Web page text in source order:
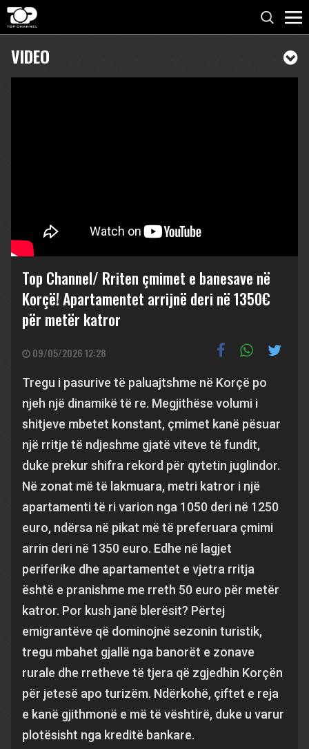
VIDEO
Top Channel/ Rriten çmimet e banesave në
Korçë! Apartamentet arrijnë deri në 1350€
për metër katror
09/05/2026 12:28
Tregu i pasurive të paluajtshme në Korçë po
njeh një dinamikë të re. Megjithëse volumi i
shitjeve mbetet konstant, çmimet kanë pësuar
një rritje të ndjeshme gjatë viteve të fundit,
duke prekur shifra rekord për qytetin juglindor.
Në zonat më të lakmuara, metri katror i një
apartamenti të ri varion nga 1050 deri në 1250
euro, ndërsa në pikat më të preferuara çmimi
arrin deri në 1350 euro. Edhe në lagjet
periferike dhe apartamentet e vjetra rritja
është e pranishme me rreth 50 euro për metër
katror. Por kush janë blerësit? Përtej
emigrantëve që dominojnë sezonin turistik,
tregu mbahet gjallë nga banorët e zonave
rurale dhe rretheve të tjera që zgjedhin Korçën
për jetesë apo turizëm. Ndërkohë, çiftet e reja
e kanë gjithmonë e më të vështirë, duke u varur
plotësisht nga kreditë bankare.